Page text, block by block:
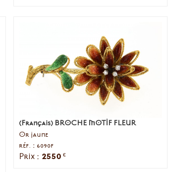
(Français) BROCHE MOTIF FLEUR
Or jaune
réf. : 6090f
Prix : 2550 €